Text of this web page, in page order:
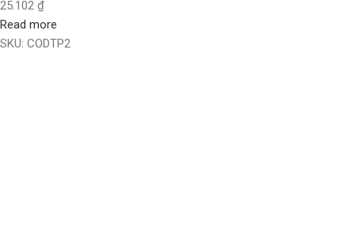
25.102 ₫
Read more
SKU: CODTP2